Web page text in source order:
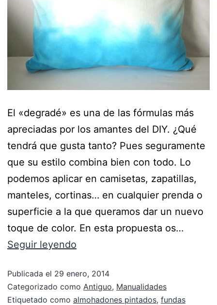
El «degradé» es una de las fórmulas más
apreciadas por los amantes del DIY. ¿Qué
tendrá que gusta tanto? Pues seguramente
que su estilo combina bien con todo. Lo
podemos aplicar en camisetas, zapatillas,
manteles, cortinas… en cualquier prenda o
superficie a la que queramos dar un nuevo
toque de color. En esta propuesta os…
Seguir leyendo
Publicada el 29 enero, 2014
Categorizado como Antiguo, Manualidades
Etiquetado como almohadones pintados, fundas